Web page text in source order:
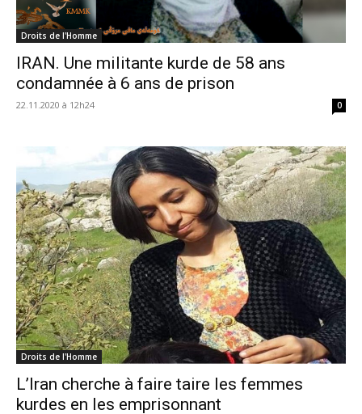
Droits de l'Homme
IRAN. Une militante kurde de 58 ans
condamnée à 6 ans de prison
22.11.2020 à 12h24 0
Droits de l'Homme
L’Iran cherche à faire taire les femmes
kurdes en les emprisonnant